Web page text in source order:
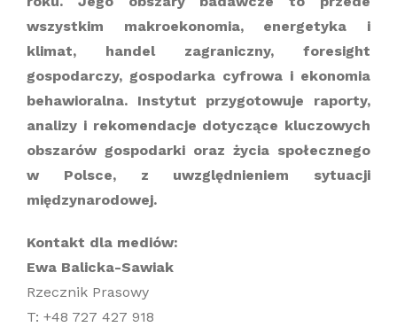
wszystkim makroekonomia, energetyka i
klimat, handel zagraniczny, foresight
gospodarczy, gospodarka cyfrowa i ekonomia
behawioralna. Instytut przygotowuje raporty,
analizy i rekomendacje dotyczące kluczowych
obszarów gospodarki oraz życia społecznego
w Polsce, z uwzględnieniem sytuacji
międzynarodowej.
Kontakt dla mediów:
Ewa Balicka-Sawiak
Rzecznik Prasowy
T: +48 727 427 918